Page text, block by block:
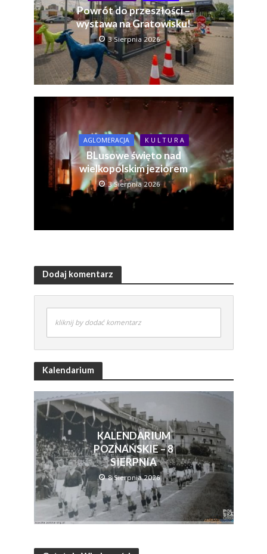
Powrót do przeszłości –
wystawa na Gratowisku!
3 Sierpnia 2026
AGLOMERACJA K U L T U R A
BLusowe święto nad
wielkopolskim jeziorem
3 Sierpnia 2026
Dodaj komentarz
kliknij by dodać komentarz
Kalendarium
KALENDARIUM
POZNAŃSKIE – 8
SIERPNIA
8 Sierpnia 2026